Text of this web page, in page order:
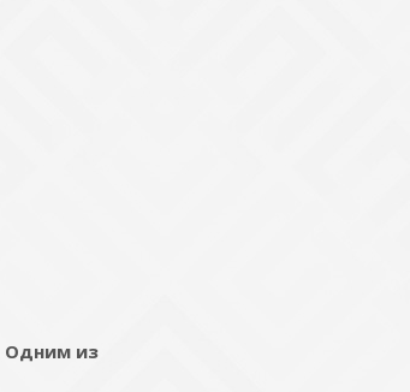
Одним из